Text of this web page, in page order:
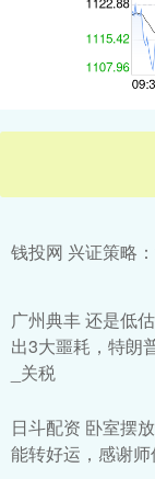
钱投网 兴证策略
广州典丰 还是低
出3大噩耗，特朗
_关税
日斗配资 卧室摆
能转好运，感谢